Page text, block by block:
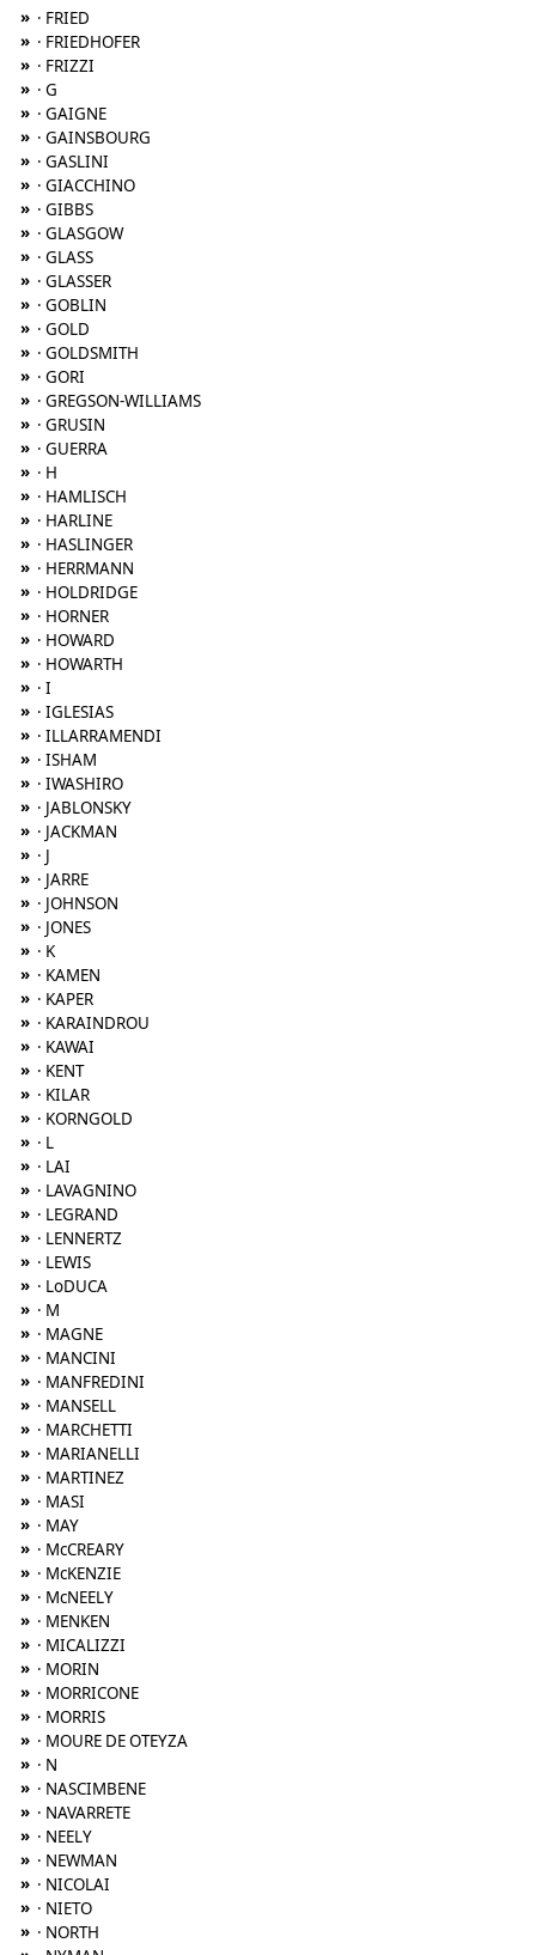
» · FRIED
» · FRIEDHOFER
» · FRIZZI
» · G
» · GAIGNE
» · GAINSBOURG
» · GASLINI
» · GIACCHINO
» · GIBBS
» · GLASGOW
» · GLASS
» · GLASSER
» · GOBLIN
» · GOLD
» · GOLDSMITH
» · GORI
» · GREGSON-WILLIAMS
» · GRUSIN
» · GUERRA
» · H
» · HAMLISCH
» · HARLINE
» · HASLINGER
» · HERRMANN
» · HOLDRIDGE
» · HORNER
» · HOWARD
» · HOWARTH
» · I
» · IGLESIAS
» · ILLARRAMENDI
» · ISHAM
» · IWASHIRO
» · JABLONSKY
» · JACKMAN
» · J
» · JARRE
» · JOHNSON
» · JONES
» · K
» · KAMEN
» · KAPER
» · KARAINDROU
» · KAWAI
» · KENT
» · KILAR
» · KORNGOLD
» · L
» · LAI
» · LAVAGNINO
» · LEGRAND
» · LENNERTZ
» · LEWIS
» · LoDUCA
» · M
» · MAGNE
» · MANCINI
» · MANFREDINI
» · MANSELL
» · MARCHETTI
» · MARIANELLI
» · MARTINEZ
» · MASI
» · MAY
» · McCREARY
» · McKENZIE
» · McNEELY
» · MENKEN
» · MICALIZZI
» · MORIN
» · MORRICONE
» · MORRIS
» · MOURE DE OTEYZA
» · N
» · NASCIMBENE
» · NAVARRETE
» · NEELY
» · NEWMAN
» · NICOLAI
» · NIETO
» · NORTH